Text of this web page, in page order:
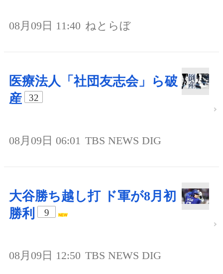
08月09日 11:40 ねとらぼ
医療法人「社団友志会」ら破
産
32
08月09日 06:01 TBS NEWS DIG
大谷勝ち越し打 ド軍が8月初
勝利
9
08月09日 12:50 TBS NEWS DIG